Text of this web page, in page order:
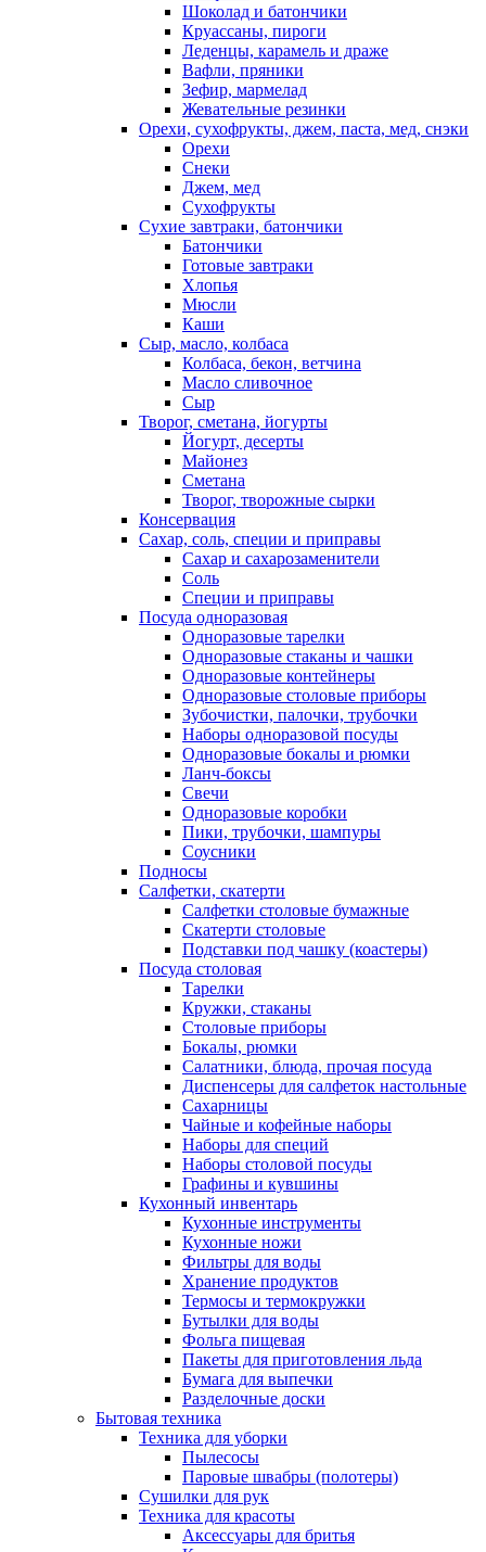
Шоколад и батончики
Круассаны, пироги
Леденцы, карамель и драже
Вафли, пряники
Зефир, мармелад
Жевательные резинки
Орехи, сухофрукты, джем, паста, мед, снэки
Орехи
Снеки
Джем, мед
Сухофрукты
Сухие завтраки, батончики
Батончики
Готовые завтраки
Хлопья
Мюсли
Каши
Сыр, масло, колбаса
Колбаса, бекон, ветчина
Масло сливочное
Сыр
Творог, сметана, йогурты
Йогурт, десерты
Майонез
Сметана
Творог, творожные сырки
Консервация
Сахар, соль, специи и приправы
Сахар и сахарозаменители
Соль
Специи и приправы
Посуда одноразовая
Одноразовые тарелки
Одноразовые стаканы и чашки
Одноразовые контейнеры
Одноразовые столовые приборы
Зубочистки, палочки, трубочки
Наборы одноразовой посуды
Одноразовые бокалы и рюмки
Ланч-боксы
Свечи
Одноразовые коробки
Пики, трубочки, шампуры
Соусники
Подносы
Салфетки, скатерти
Салфетки столовые бумажные
Скатерти столовые
Подставки под чашку (коастеры)
Посуда столовая
Тарелки
Кружки, стаканы
Столовые приборы
Бокалы, рюмки
Салатники, блюда, прочая посуда
Диспенсеры для салфеток настольные
Сахарницы
Чайные и кофейные наборы
Наборы для специй
Наборы столовой посуды
Графины и кувшины
Кухонный инвентарь
Кухонные инструменты
Кухонные ножи
Фильтры для воды
Хранение продуктов
Термосы и термокружки
Бутылки для воды
Фольга пищевая
Пакеты для приготовления льда
Бумага для выпечки
Разделочные доски
Бытовая техника
Техника для уборки
Пылесосы
Паровые швабры (полотеры)
Сушилки для рук
Техника для красоты
Аксессуары для бритья